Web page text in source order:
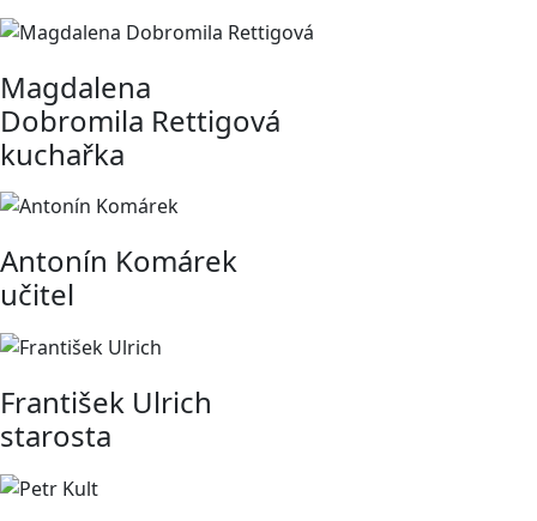
Magdalena
Dobromila Rettigová
kuchařka
Antonín Komárek
učitel
František Ulrich
starosta